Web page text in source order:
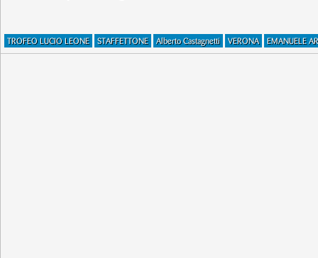
TROFEO LUCIO LEONE STAFFETTONE Alberto Castagnetti VERONA EMANUELE